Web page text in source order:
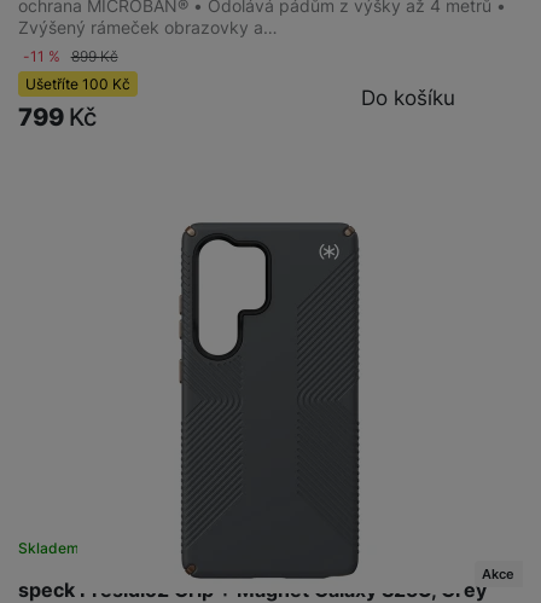
ochrana MICROBAN® • Odolává pádům z výšky až 4 metrů •
Zvýšený rámeček obrazovky a…
-11 % 899Kč
Ušetříte 100 Kč
799 Kč
Do košíku
speck Presidio2 Grip + Magnet Galaxy S25U, Grey
Skladem na 4 prodejnách
Akce